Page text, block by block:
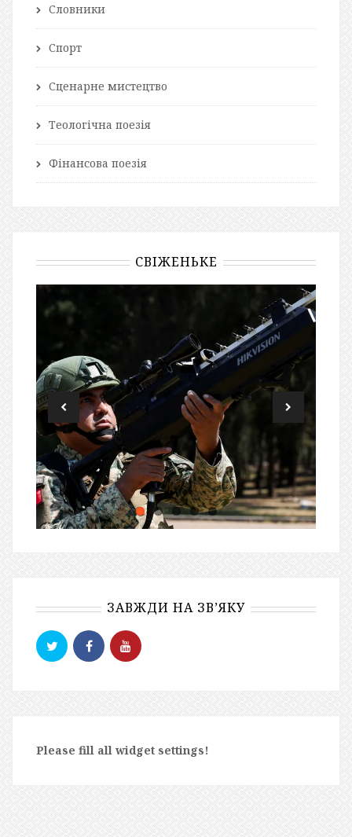
Словники
Спорт
Сценарне мистецтво
Теологічна поезія
Фінансова поезія
СВІЖЕНЬКЕ
ЗАВЖДИ НА ЗВ’ЯКУ
Please fill all widget settings!